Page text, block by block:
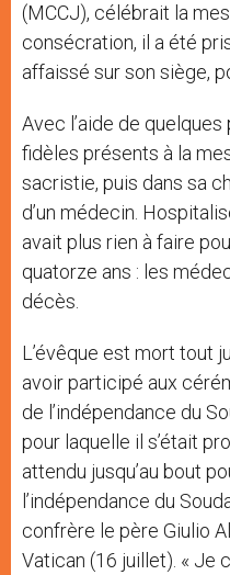
(MCCJ), célébrait la
consécration, il a été
affaissé sur son siège,
Avec l’aide de
fidèles présents à la
sacristie, puis dans sa
d’un médecin.
avait plus rien à faire
quatorze ans : les
décès.
L’évêque est mort tout
avoir participé aux
de l’indépendance du
pour laquelle il s’était
attendu jusqu’au bout
l’indépendance du
confrère le père Giulio
Vatican (16 juillet). « Je